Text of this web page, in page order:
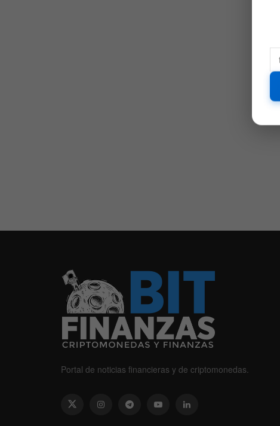
Portal de noticias financieras y de criptomonedas.